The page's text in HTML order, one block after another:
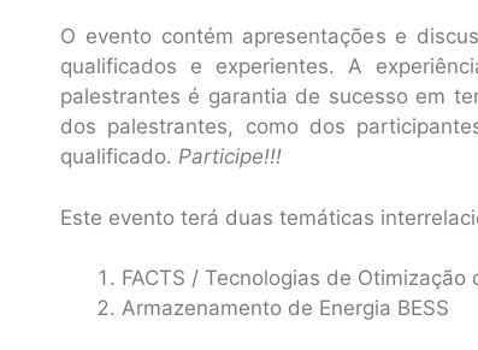
O evento contém apresentações e
qualificados e experientes. A
palestrantes é garantia de sucesso em
dos palestrantes, como dos
qualificado. Participe!!!
Este evento terá duas temáticas
FACTS / Tecnologias de Otimização
Armazenamento de Energia BESS